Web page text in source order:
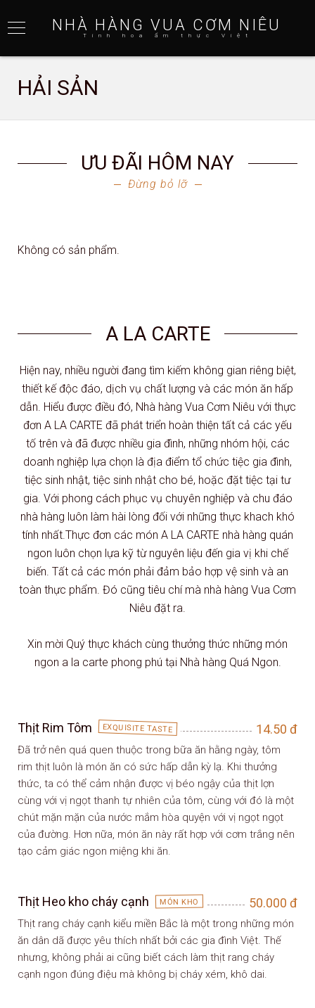
NHÀ HÀNG VUA CƠM NIÊU
Tinh hoa ẩm thực Việt
HẢI SẢN
ƯU ĐÃI HÔM NAY
Đừng bỏ lỡ
Không có sản phẩm.
A LA CARTE
Hiện nay, nhiều người đang tìm kiếm không gian riêng biệt,
thiết kế độc đáo, dịch vụ chất lượng và các món ăn hấp
dẫn. Hiểu được điều đó, Nhà hàng Vua Cơm Niêu với thực
đơn A LA CARTE đã phát triển hoàn thiện tất cả các yếu
tố trên và đã được nhiều gia đình, những nhóm hội, các
doanh nghiệp lựa chọn là địa điểm tổ chức tiệc gia đình,
tiệc sinh nhật, tiệc sinh nhật cho bé, hoặc đặt tiệc tại tư
gia. Với phong cách phục vụ chuyên nghiệp và chu đáo
nhà hàng luôn làm hài lòng đối với những thực khach khó
tính nhất.Thực đơn các món A LA CARTE nhà hàng quán
ngon luôn chọn lựa kỹ từ nguyên liệu đến gia vị khi chế
biến. Tất cả các món phải đảm bảo hợp vệ sinh và an
toàn thực phẩm. Đó cũng tiêu chí mà nhà hàng Vua Cơm
Niêu đặt ra.
Xin mời Quý thực khách cùng thưởng thức những món
ngon a la carte phong phú tại Nhà hàng Quá Ngon.
14.50 đ
Thịt Rim Tôm EXQUISITE TASTE
Đã trở nên quá quen thuộc trong bữa ăn hằng ngày, tôm
rim thịt luôn là món ăn có sức hấp dẫn kỳ lạ. Khi thưởng
thức, ta có thể cảm nhận được vị béo ngậy của thịt lợn
cùng với vị ngọt thanh tự nhiên của tôm, cùng với đó là một
chút mặn mặn của nước mắm hòa quyện với vị ngọt ngọt
của đường. Hơn nữa, món ăn này rất hợp với cơm trắng nên
tạo cảm giác ngon miệng khi ăn.
50.000 đ
Thịt Heo kho cháy cạnh MÓN KHO
Thịt rang cháy cạnh kiểu miền Bắc là một trong những món
ăn dân dã được yêu thích nhất bởi các gia đình Việt. Thế
nhưng, không phải ai cũng biết cách làm thịt rang cháy
cạnh ngon đúng điệu mà không bị cháy xém, khô dai.